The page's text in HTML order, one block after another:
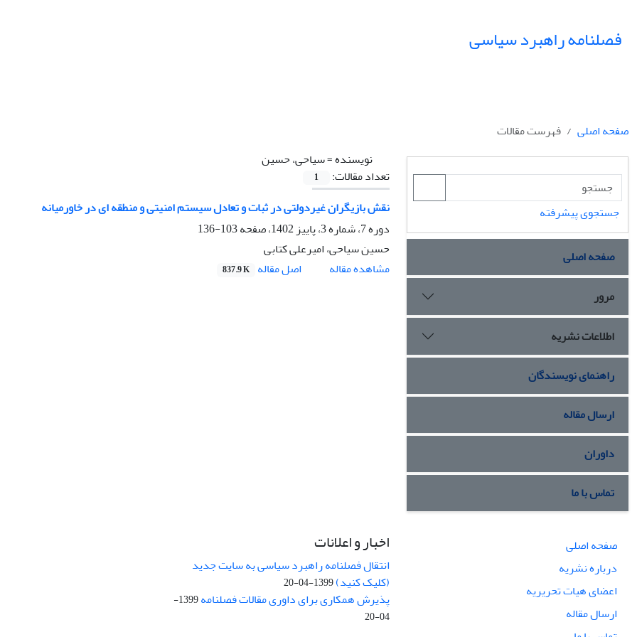
فصلنامه راهبرد سیاسی
صفحه اصلی
فهرست مقالات
نویسنده =سیاحی، حسین
تعداد مقالات:
1
نقش بازیگران غیردولتی در ثبات و تعادل سیستم امنیتی و منطقه ای در خاورمیانه
دوره 7، شماره 3، پاییز 1402، صفحه
103-136
حسین سیاحی، امیرعلی کتابی
مشاهده مقاله
اصل مقاله 837.9 K
جستجوی پیشرفته
صفحه اصلی
مرور
اطلاعات نشریه
راهنمای نویسندگان
ارسال مقاله
داوران
تماس با ما
صفحه اصلی
درباره نشریه
اعضای هیات تحریریه
ارسال مقاله
اخبار و اعلانات
انتقال فصلنامه راهبرد سیاسی به سایت جدید
(کلیک کنید)1399-04-20
پذیرش همکاری برای داوری مقالات فصلنامه
1399-
04-20